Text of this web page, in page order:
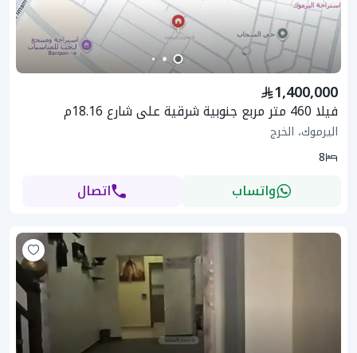
1,400,000
فيلا 460 متر مربع جنوبية شرقية على شارع 18.16م
اليرموك، الخرج
8
واتساب اتصال